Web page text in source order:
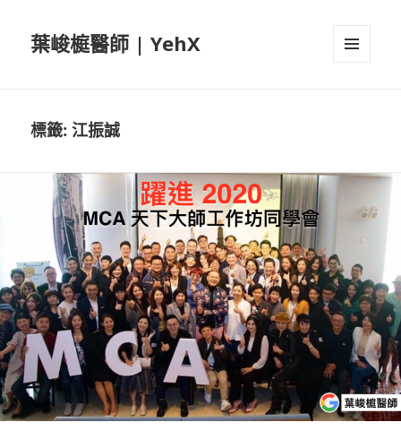
葉峻榳醫師 | YehX
標籤:江振誠